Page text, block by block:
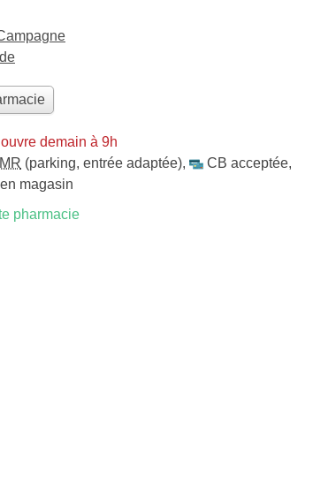
demain à 9h
(parking, entrée adaptée), CB acceptée,
magasin
pharmacie